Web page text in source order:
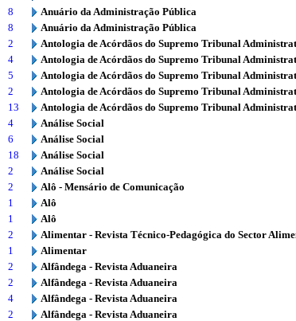
8
Anuário da Administração Pública
8
Anuário da Administração Pública
2
Antologia de Acórdãos do Supremo Tribunal
4
Antologia de Acórdãos do Supremo Tribunal
5
Antologia de Acórdãos do Supremo Tribunal
2
Antologia de Acórdãos do Supremo Tribunal
13
Antologia de Acórdãos do Supremo Tribunal
4
Análise Social
6
Análise Social
18
Análise Social
2
Análise Social
2
Alô - Mensário de Comunicação
1
Alô
1
Alô
2
Alimentar - Revista Técnico-Pedagógica do Sector
1
Alimentar
2
Alfândega - Revista Aduaneira
2
Alfândega - Revista Aduaneira
4
Alfândega - Revista Aduaneira
2
Alfândega - Revista Aduaneira